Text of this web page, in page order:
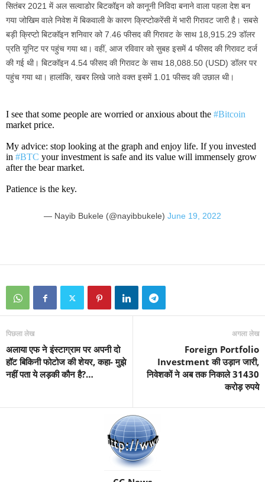
सितंबर 2021 में अल सल्वाडोर बिटकॉइन को कानूनी निविदा बनाने वाला पहला देश बन
गया जोखिम वाले निवेश में बिकवाली के कारण क्रिप्टोकरेंसी में भारी गिरावट जारी है। सबसे
बड़ी क्रिप्टो बिटकॉइन शनिवार को 7.46 फीसद की गिरावट के साथ 18,915.29 डॉलर
प्रति यूनिट पर पहुंच गया था। वहीं, आज रविवार को सुबह इसमें 4 फीसद की गिरावट दर्ज
की गई थी। बिटकॉइन 4.54 फीसद की गिरावट के साथ 18,088.50 (USD) डॉलर पर
पहुंच गया था। हालांकि, खबर लिखे जाते वक्त इसमें 1.01 फीसद की उछाल थी।
I see that some people are worried or anxious about the #Bitcoin
market price.
My advice: stop looking at the graph and enjoy life. If you invested
in #BTC your investment is safe and its value will immensely grow
after the bear market.
Patience is the key.
— Nayib Bukele (@nayibbukele) June 19, 2022
पिछला लेख
अलाया एफ ने इंस्टाग्राम पर अपनी दो
हॉट बिकिनी फोटोज की शेयर, कहा- मुझे
नहीं पता ये लड़की कौन है?…
अगला लेख
Foreign Portfolio
Investment की उड़ान जारी,
निवेशकों ने अब तक निकाले 31430
करोड़ रुपये